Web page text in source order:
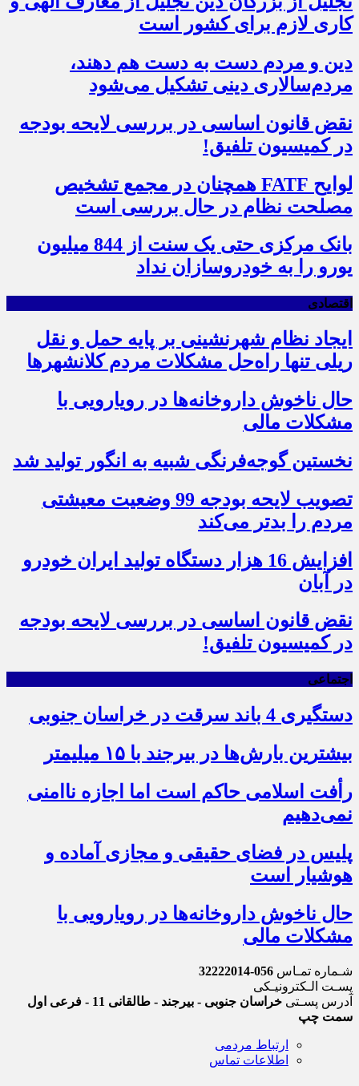
کاری لازم برای کشور است
دین و مردم دست به‌ دست هم دهند،
مردم‌سالاری دینی تشکیل می‌شود
نقض قانون اساسی در بررسی لایحه بودجه
در کمیسیون تلفیق!
لوایح FATF همچنان در مجمع تشخیص
مصلحت نظام در حال بررسی است
بانک مرکزی حتی یک سنت از 844 میلیون
یورو را به خودروسازان نداد
اقتصادی
ایجاد نظام شهرنشینی بر پایه حمل و نقل
ریلی تنها راه‌حل مشکلات مردم کلانشهرها
حال ناخوش داروخانه‌ها در رویارویی با
مشکلات مالی
نخستین گوجه‌فرنگی شبیه به انگور تولید شد
تصویب لایحه بودجه 99 وضعیت معیشتی
مردم را بدتر می‌کند
افزایش 16 هزار دستگاه تولید ایران خودرو
در آبان
نقض قانون اساسی در بررسی لایحه بودجه
در کمیسیون تلفیق!
اجتماعی
دستگیری 4 باند سرقت در خراسان جنوبی
بیشترین بارش‌ها در بیرجند با ۱۵ میلیمتر
رأفت اسلامی حاکم است اما اجازه ناامنی
نمی‌دهیم
پلیس در فضای حقیقی و مجازی آماده و
هوشیار است
حال ناخوش داروخانه‌ها در رویارویی با
مشکلات مالی
شـماره تمـاس 056-32222014
پسـت الـکترونیـکی
آدرس پسـتی
خراسان جنوبی - بیرجند - طالقانی 11 - فرعی اول
سمت چپ
ارتباط مردمی
اطلاعات تماس